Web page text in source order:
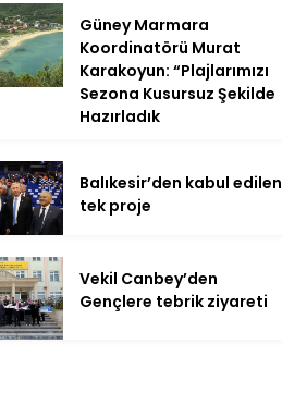
Güney Marmara
Koordinatörü Murat
Karakoyun: “Plajlarımızı
Sezona Kusursuz Şekilde
Hazırladık
Balıkesir’den kabul edilen
tek proje
Vekil Canbey’den
Gençlere tebrik ziyareti